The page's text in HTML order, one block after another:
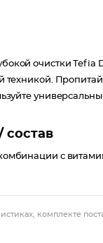
очистки
техникой.
с
комплекте